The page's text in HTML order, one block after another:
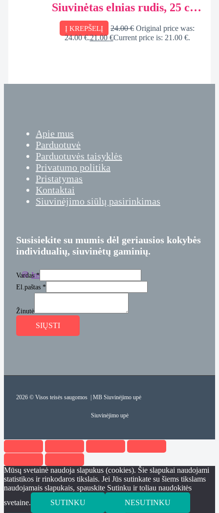
Siuvinėtas elnias rudis, 25 cm,
personalizuota dovana
dėžutėje
Į KREPŠELĮ 24.00€ Original price was:
24.00 €.21.00€Current price is: 21.00 €.
Apie mus
Parduotuvė
Parduotuvės taisyklės
Privatumo politika
Pristatymas
Kontaktai
Siuvinėjimo siūlų pasirinkimas
Susisiekite su mumis dėl geriausios kokybės
individualių, siuvinėtų gaminių.
Instagram
Vardas*
El.paštas *
Žinutė
SIŲSTI
2026 © Visos teisės saugomos | MB Siuvinėjimo upė
Siuvinėjimo upė
Mūsų svetainė naudoja slapukus (cookies). Šie slapukai naudojami
statistikos ir rinkodaros tikslais. Jei Jūs sutinkate su šiems tikslams
naudojamais slapukais, spauskite Sutinku ir toliau naudokitės
svetaine.
SUTINKU NESUTINKU